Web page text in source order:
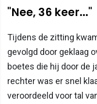
"Nee, 36 keer..."
Tijdens de zitting
gevolgd door geklaag
boetes die hij door de
rechter was er snel
veroordeeld voor tal